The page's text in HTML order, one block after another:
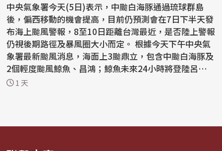
中央氣象署今天(5日)表示，中颱白海豚通過琉球群島
後，偏西移動的機會提高，目前仍預測會在7日下半天發
布海上颱風警報，8至10日距離台灣最近，是否陸上警報
仍視後期路徑及暴風圈大小而定。 根據今天下午中央氣
象署最新颱風消息，海面上3颱鼎立，包含中颱白海豚及
2個輕度颱風鯨魚、昌鴻；鯨魚未來24小時將登陸呂宋
島...1 天